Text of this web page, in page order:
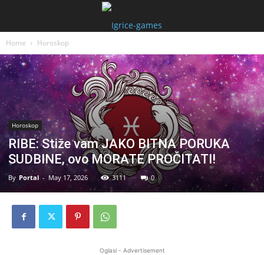
Home Horoskop
Horoskop
RIBE: Stiže vam JAKO BITNA PORUKA
SUDBINE, ovo MORATE PROČITATI!
By Portal - May 17, 2026 3111 0
Oglasi - Advertisement